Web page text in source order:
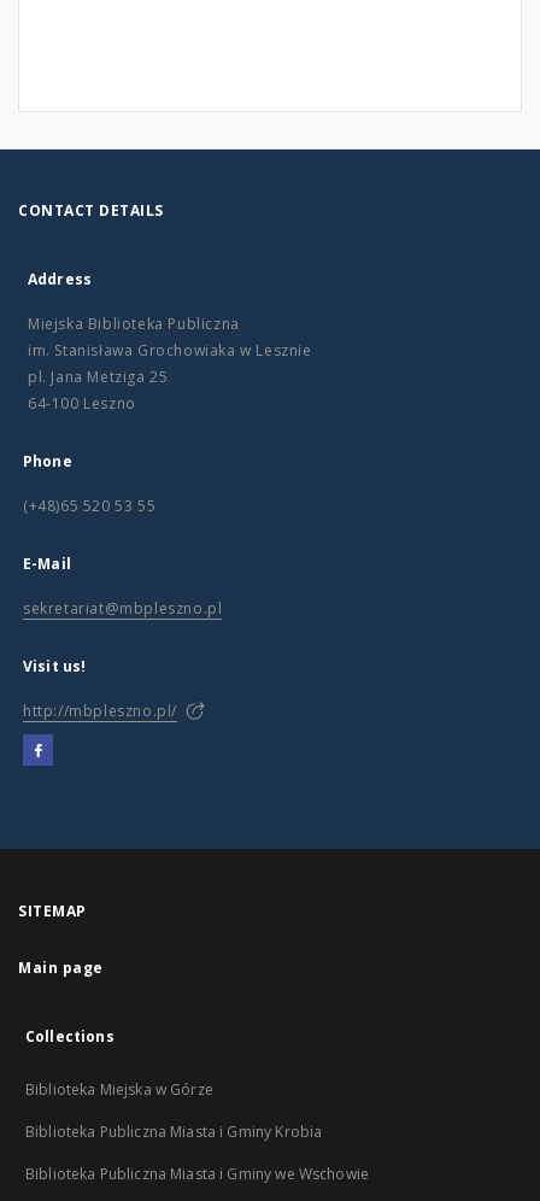
CONTACT DETAILS
Address
Miejska Biblioteka Publiczna
im. Stanisława Grochowiaka w Lesznie
pl. Jana Metziga 25
64-100 Leszno
Phone
(+48)65 520 53 55
E-Mail
sekretariat@mbpleszno.pl
Visit us!
http://mbpleszno.pl/
SITEMAP
Main page
Collections
Biblioteka Miejska w Górze
Biblioteka Publiczna Miasta i Gminy Krobia
Biblioteka Publiczna Miasta i Gminy we Wschowie